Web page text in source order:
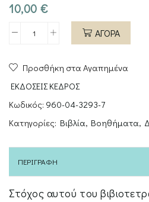
10,00 €
ΓΡΑΜΜΑΤΙΚΗ
ΔΗΜΟΤΙΚΟΥ
ποσότητα
ΑΓΟΡΑ
Προσθήκη στα Αγαπημένα
ΕΚΔΟΣΕΙΣ ΚΕΔΡΟΣ
Κωδικός: 960-04-3293-7
Κατηγορίες: Βιβλία, Βοηθήματα,
ΠΕΡΙΓΡΑΦΉ
Στόχος αυτού του